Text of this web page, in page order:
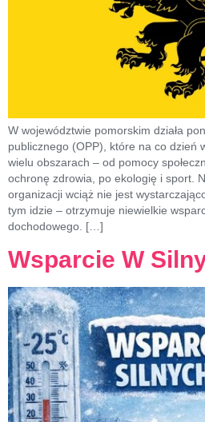
W województwie pomorskim działa
publicznego (OPP), które na co dzień
wielu obszarach – od pomocy
ochronę zdrowia, po ekologię i sport.
organizacji wciąż nie jest
tym idzie – otrzymuje niewielkie
dochodowego. […]
Wsparcie W